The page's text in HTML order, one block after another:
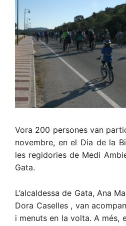
Vora 200 persones van
novembre, en el Dia de la
les regidories de Medi
Gata.
L’alcaldessa de Gata, Ana
Dora Caselles , van
i menuts en la volta. A més,